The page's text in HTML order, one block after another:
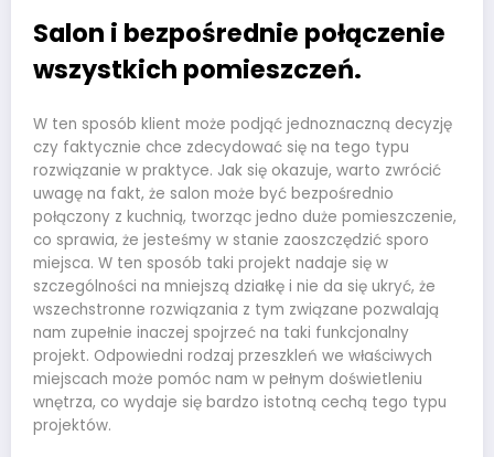
Salon i bezpośrednie połączenie
wszystkich pomieszczeń.
W ten sposób klient może podjąć jednoznaczną decyzję
czy faktycznie chce zdecydować się na tego typu
rozwiązanie w praktyce. Jak się okazuje, warto zwrócić
uwagę na fakt, że salon może być bezpośrednio
połączony z kuchnią, tworząc jedno duże pomieszczenie,
co sprawia, że jesteśmy w stanie zaoszczędzić sporo
miejsca. W ten sposób taki projekt nadaje się w
szczególności na mniejszą działkę i nie da się ukryć, że
wszechstronne rozwiązania z tym związane pozwalają
nam zupełnie inaczej spojrzeć na taki funkcjonalny
projekt. Odpowiedni rodzaj przeszkleń we właściwych
miejscach może pomóc nam w pełnym doświetleniu
wnętrza, co wydaje się bardzo istotną cechą tego typu
projektów.